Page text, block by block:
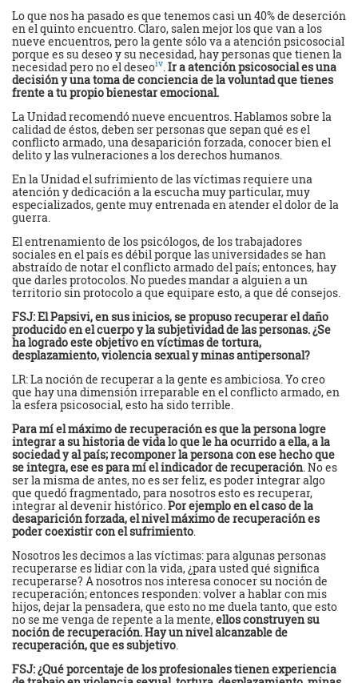
Lo que nos ha pasado es que tenemos casi un 40% de deserción
en el quinto encuentro. Claro, salen mejor los que van a los
nueve encuentros, pero la gente sólo va a atención psicosocial
porque es su deseo y su necesidad, hay personas que tienen la
necesidad pero no el deseoiv Ir a atención psicosocial es una
decisión y una toma de conciencia de la voluntad que tienes
frente a tu propio bienestar emocional.
La Unidad recomendó nueve encuentros. Hablamos sobre la
calidad de éstos, deben ser personas que sepan qué es el
conflicto armado, una desaparición forzada, conocer bien el
delito y las vulneraciones a los derechos humanos.
En la Unidad el sufrimiento de las víctimas requiere una
atención y dedicación a la escucha muy particular, muy
especializados, gente muy entrenada en atender el dolor de la
guerra.
El entrenamiento de los psicólogos, de los trabajadores
sociales en el país es débil porque las universidades se han
abstraído de notar el conflicto armado del país; entonces, hay
que darles protocolos. No puedes mandar a alguien a un
territorio sin protocolo a que equipare esto, a que dé consejos.
FSJ: El Papsivi, en sus inicios, se propuso recuperar el daño
producido en el cuerpo y la subjetividad de las personas. ¿Se
ha logrado este objetivo en víctimas de tortura,
desplazamiento, violencia sexual y minas antipersonal?
LR: La noción de recuperar a la gente es ambiciosa. Yo creo
que hay una dimensión irreparable en el conflicto armado, en
la esfera psicosocial, esto ha sido terrible.
Para mí el máximo de recuperación es que la persona logre
integrar a su historia de vida lo que le ha ocurrido a ella, a la
sociedad y al país; recomponer la persona con ese hecho que
se integra, ese es para mí el indicador de recuperación . No es
ser la misma de antes, no es ser feliz, es poder integrar algo
que quedó fragmentado, para nosotros esto es recuperar,
integrar al devenir histórico. Por ejemplo en el caso de la
desaparición forzada, el nivel máximo de recuperación es
poder coexistir con el sufrimiento
Nosotros les decimos a las víctimas: para algunas personas
recuperarse es lidiar con la vida, ¿para usted qué significa
recuperarse? A nosotros nos interesa conocer su noción de
recuperación; entonces responden: volver a hablar con mis
hijos, dejar la pensadera, que esto no me duela tanto, que esto
no se me venga de repente a la mente,ellos construyen su
noción de recuperación. Hay un nivel alcanzable de
recuperación, que es subjetivo
FSJ: ¿Qué porcentaje de los profesionales tienen experiencia